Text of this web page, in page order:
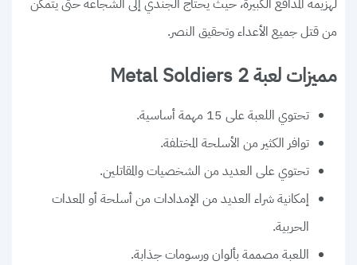
لهزيمة المدافع الكبيرة، حيث يحتاج الجندي إلى الشجاعة حتى يتمكن
من قتل جميع الأعداء وتحقيق النصر.
مميزات لعبة Metal Soldiers 2
تحتوي اللعبة على 15 مهمة أساسية.
توافر الكثير من الأسلحة المختلفة.
تحتوي على العديد من الشخصيات والمقاتلين.
إمكانية شراء العديد من الإمدادات من أسلحة أو المعدات
الحربية.
اللعبة مصممة بألوان ورسومات جذابة.